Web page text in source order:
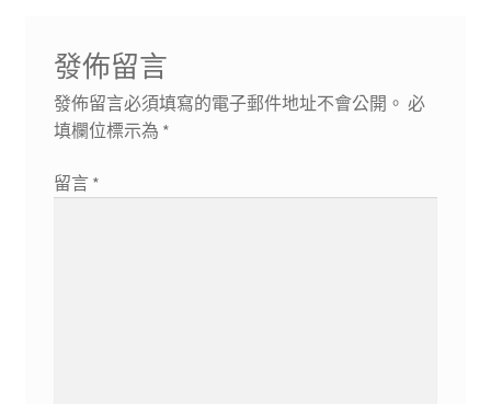
發佈留言
發佈留言必須填寫的電子郵件地址不會公開。 必
填欄位標示為 *
留言 *